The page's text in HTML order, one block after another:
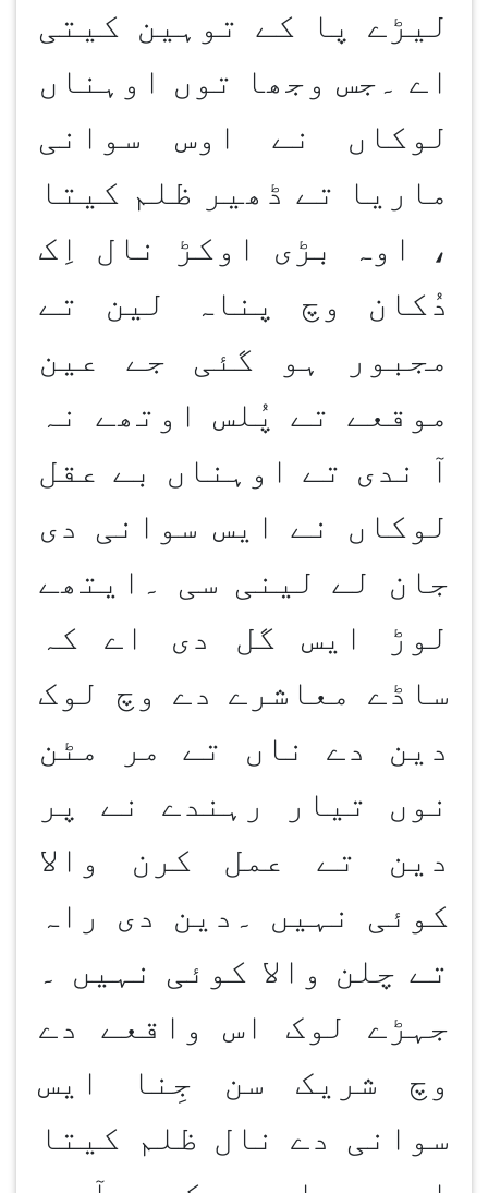
لیڑے پا کے توہین کیتی
اے ۔جس وجھا توں اوہناں
لوکاں نے اوس سوانی
ماریا تے ڈھیر ظلم کیتا
، اوہ بڑی اوکڑ نال اِک
دُکان وچ پناہ لین تے
مجبور ہو گئی جے عین
موقعے تے پُلس اوتھے نہ
آ ندی تے اوہناں بے عقل
لوکاں نے ایس سوانی دی
جان لے لینی سی ۔ایتھے
لوڑ ایس گل دی اے کہ
ساڈے معاشرے دے وچ لوک
دین دے ناں تے مر مٹن
نوں تیار رہندے نے پر
دین تے عمل کرن والا
کوئی نہیں ۔دین دی راہ
تے چلن والا کوئی نہیں ۔
جہڑے لوک اس واقعے دے
وچ شریک سن جِنا ایس
سوانی دے نال ظلم کیتا